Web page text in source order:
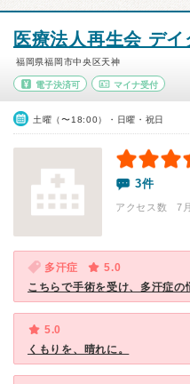
医療法人再生会 デ
福岡県福岡市中央区天神
電子決済可 マイナ受付
土曜（〜18:00）・日曜・祝日
3件
アクセス数 7
多汗症
5.0
こちらで手術を受け、多汗症の
5.0
くもりを、晴れに。